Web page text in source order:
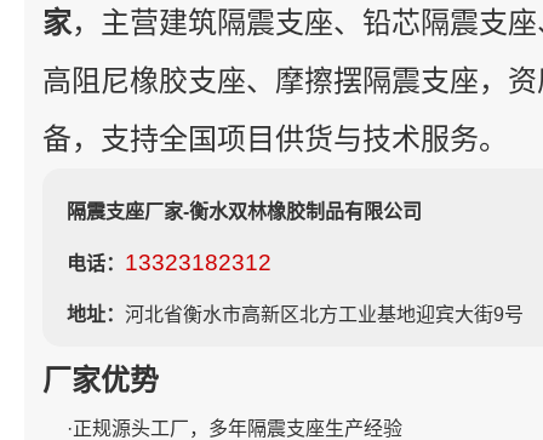
家，主营建筑隔震支座、铅芯隔震支
高阻尼橡胶支座、摩擦摆隔震支座，
备，支持全国项目供货与技术服务。
隔震支座厂家-衡水双林橡胶制品有限公司
电话： 13323182312
地址： 河北省衡水市高新区北方工业基地迎宾大街9号
厂家优势
·正规源头工厂，多年隔震支座生产经验